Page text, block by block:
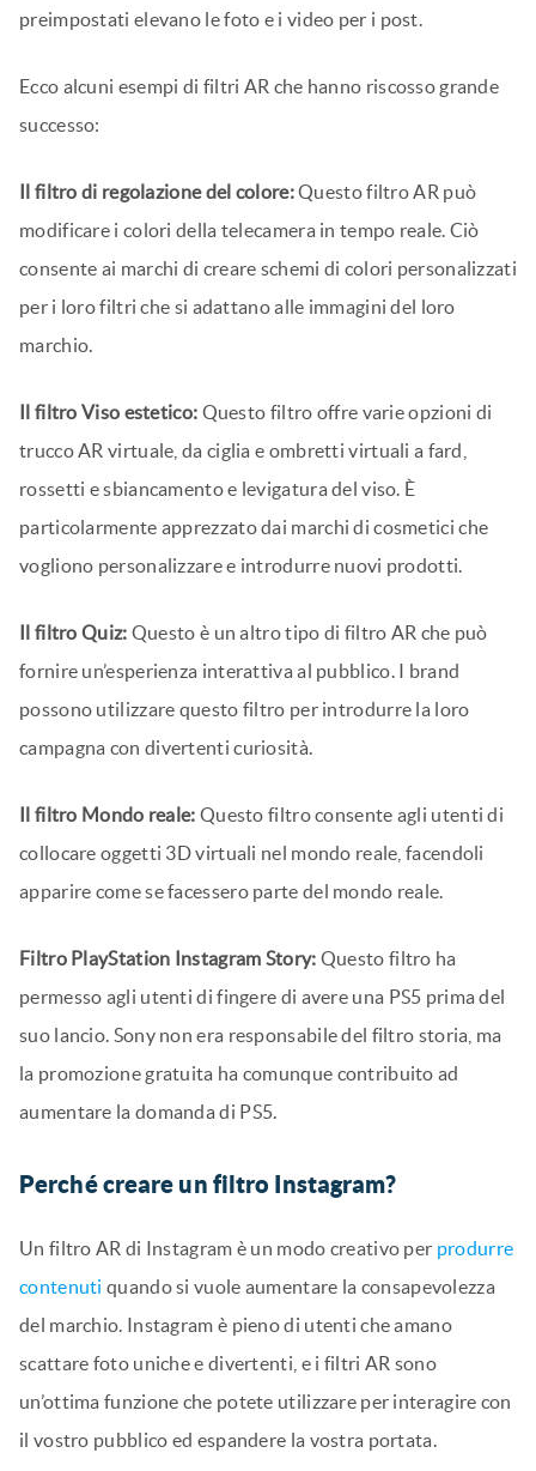
preimpostati elevano le foto e i video per i post.
Ecco alcuni esempi di filtri AR che hanno riscosso grande
successo:
Il filtro di regolazione del colore:Questo filtro AR può
modificare i colori della telecamera in tempo reale. Ciò
consente ai marchi di creare schemi di colori personalizzati
per i loro filtri che si adattano alle immagini del loro
marchio.
Il filtro Viso estetico: Questo filtro offre varie opzioni di
trucco AR virtuale, da ciglia e ombretti virtuali a fard,
rossetti e sbiancamento e levigatura del viso. È
particolarmente apprezzato dai marchi di cosmetici che
vogliono personalizzare e introdurre nuovi prodotti.
Il filtro Quiz: Questo è un altro tipo di filtro AR che può
fornire un’esperienza interattiva al pubblico. I brand
possono utilizzare questo filtro per introdurre la loro
campagna con divertenti curiosità.
Il filtro Mondo reale: Questo filtro consente agli utenti di
collocare oggetti 3D virtuali nel mondo reale, facendoli
apparire come se facessero parte del mondo reale.
Filtro PlayStation Instagram Story: Questo filtro ha
permesso agli utenti di fingere di avere una PS5 prima del
suo lancio. Sony non era responsabile del filtro storia, ma
la promozione gratuita ha comunque contribuito ad
aumentare la domanda di PS5.
Perché creare un filtro Instagram?
Un filtro AR di Instagram è un modo creativo per produrre
contenuti quando si vuole aumentare la consapevolezza
del marchio. Instagram è pieno di utenti che amano
scattare foto uniche e divertenti, e i filtri AR sono
un’ottima funzione che potete utilizzare per interagire con
il vostro pubblico ed espandere la vostra portata.